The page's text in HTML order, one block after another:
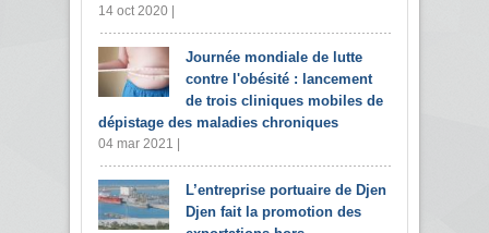
14 oct 2020 |
Journée mondiale de lutte
contre l'obésité : lancement
de trois cliniques mobiles de
dépistage des maladies chroniques
04 mar 2021 |
L’entreprise portuaire de Djen
Djen fait la promotion des